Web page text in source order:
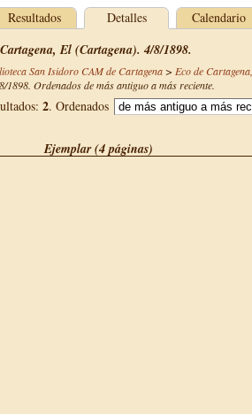
Resultados Detalles Calendario
El (Cartagena). 4/8/1898.
San Isidoro CAM de Cartagena> Eco de
1898. Ordenados de más antiguo a más reciente.
2. Ordenados
Ejemplar (4 páginas)